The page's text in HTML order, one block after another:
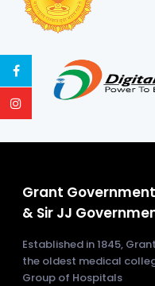
Grant
& Sir JJ
Established in 1845,
the oldest medical
Group of Hospitals